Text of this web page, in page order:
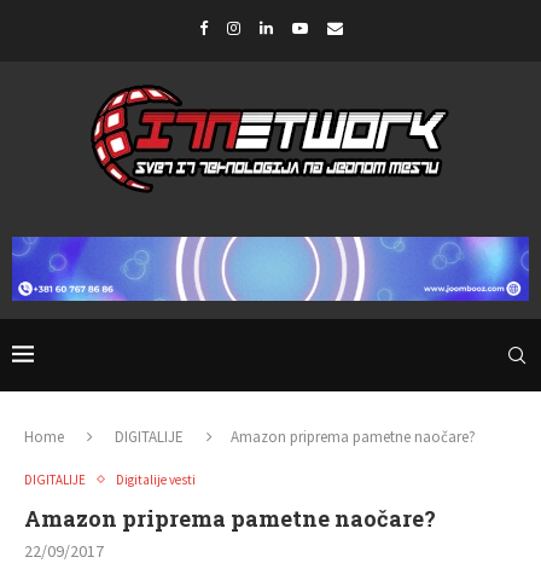
Home DIGITALIJE Amazon priprema pametne naočare?
DIGITALIJE Digitalije vesti
Amazon priprema pametne naočare?
22/09/2017